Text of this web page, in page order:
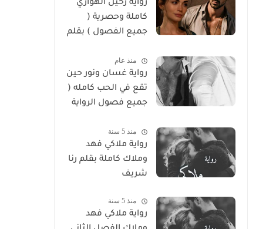
رواية رحيل الهواري
كاملة وحصرية (
جميع الفصول ) بقلم
منذ عام
رواية غسان ونور حين
تقع في الحب كامله (
جميع فصول الرواية
منذ 5 سنة
رواية ملاكي فهد
وملاك كاملة بقلم رنا
شريف
منذ 5 سنة
رواية ملاكي فهد